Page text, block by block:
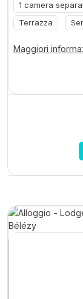
1 camera
Terrazza
Maggiori